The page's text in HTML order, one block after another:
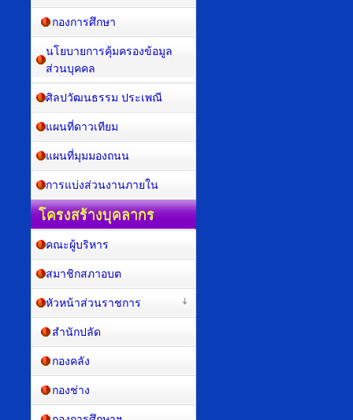
กองการศึกษา
นโยบายการคุ้มครองข้อมูล
ส่วนบุคคล
ศิลปวัฒนธรรม ประเพณี
แผนที่ดาวเทียม
แผนที่มุมมองถนน
การแบ่งส่วนงานภายใน
โครงสร้างบุคลากร
คณะผู้บริหาร
สมาชิกสภาอบต
หัวหน้าส่วนราชการ
สำนักปลัด
กองคลัง
กองช่าง